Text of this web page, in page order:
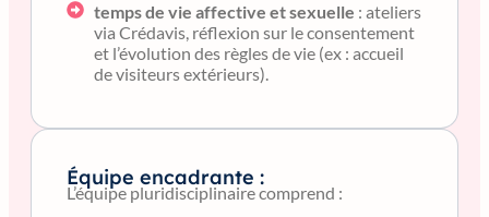
temps de vie affective et sexuelle : ateliers
via Crédavis, réflexion sur le consentement
et l’évolution des règles de vie (ex : accueil
de visiteurs extérieurs).
Équipe encadrante :
L’équipe pluridisciplinaire comprend :